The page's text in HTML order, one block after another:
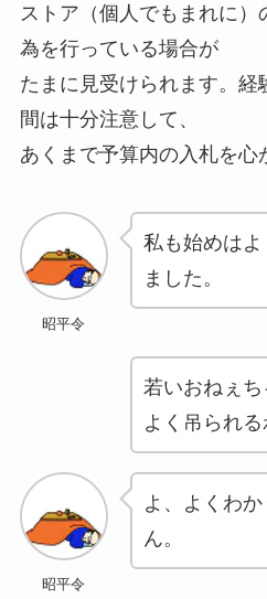
ストア（個人でもまれに
為を行っている場合が
たまに見受けられます。経
間は十分注意して、
あくまで予算内の入札を心
昭平令
私も始めは
ました。
若いおねぇち
よく吊られる
昭平令
よ、よくわ
ん。